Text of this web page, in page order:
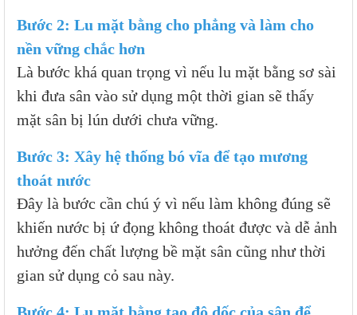
Bước 2: Lu mặt bằng cho phẳng và làm cho
nền vững chắc hơn
Là bước khá quan trọng vì nếu lu mặt bằng sơ sài
khi đưa sân vào sử dụng một thời gian sẽ thấy
mặt sân bị lún dưới chưa vững.
Bước 3: Xây hệ thống bó vĩa để tạo mương
thoát nước
Đây là bước cần chú ý vì nếu làm không đúng sẽ
khiến nước bị ứ đọng không thoát được và dễ ảnh
hưởng đến chất lượng bề mặt sân cũng như thời
gian sử dụng cỏ sau này.